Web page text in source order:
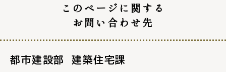
このページに関する
お問い合わせ先
都市建設部 建築住宅課